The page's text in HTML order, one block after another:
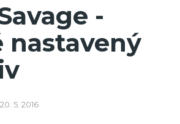
-
nastavený
20. 5. 2016